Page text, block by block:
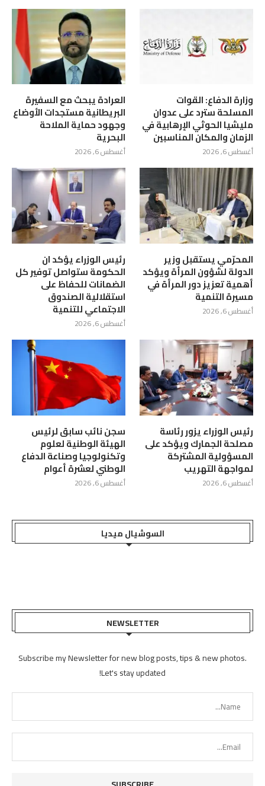
وزارة الدفاع: القوات
المسلحة سترد على عدوان
مليشيا الحوثي الإرهابية في
الزمان والمكان المناسبين
أغسطس 6, 2026
العرادة يبحث مع السفيرة
البريطانية مستجدات الأوضاع
وجهود حماية الملاحة
البحرية
أغسطس 6, 2026
المحرّمي يستقبل وزير
الدولة لشؤون المرأة ويؤكد
أهمية تعزيز دور المرأة في
مسيرة التنمية
أغسطس 6, 2026
رئيس الوزراء يؤكد ان
الحكومة ستواصل توفير كل
الضمانات للحفاظ على
استقلالية الصندوق
الاجتماعي للتنمية
أغسطس 6, 2026
رئيس الوزراء يزور رئاسة
مصلحة الجمارك ويؤكد على
المسؤولية المشتركة
لمواجهة التهريب
أغسطس 6, 2026
سجن نائب سابق لرئيس
الهيئة الوطنية لعلوم
وتكنولوجيا وصناعة الدفاع
الوطني لعشرة أعوام
أغسطس 6, 2026
السوشيال ميديا
NEWSLETTER
Subscribe my Newsletter for new blog posts, tips & new photos.
Let's stay updated!